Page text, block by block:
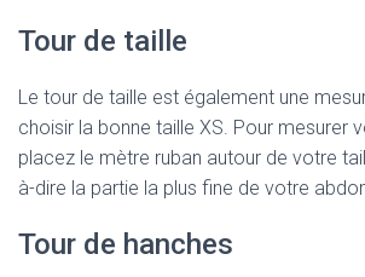
Tour de taille
Le tour de taille est également une
choisir la bonne taille XS. Pour mesurer
placez le mètre ruban autour de votre
à-dire la partie la plus fine de votre
Tour de hanches